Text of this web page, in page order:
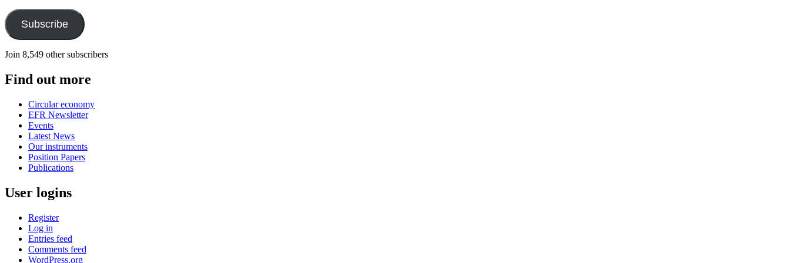
Address
Subscribe
Join 8,549 other subscribers
Find out more
Circular economy
EFR Newsletter
Events
Latest News
Our instruments
Position Papers
Publications
User logins
Register
Log in
Entries feed
Comments feed
WordPress.org